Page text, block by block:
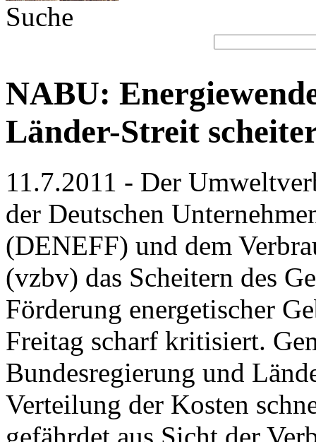
Suche
NABU:
Länder-Streit
11.7.2011 - Der
der Deutschen
(DENEFF) und dem
(vzbv) das Scheitern des
Förderung energetischer
Freitag scharf kritisiert.
Bundesregierung und
Verteilung der Kosten
gefährdet aus Sicht der